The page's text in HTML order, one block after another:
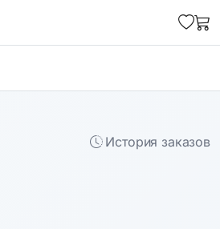
История заказов